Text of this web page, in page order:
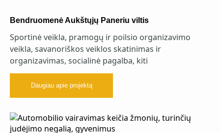
Bendruomenė Aukštųjų Paneriu viltis
Sportinė veikla, pramogų ir poilsio organizavimo
veikla, savanoriškos veiklos skatinimas ir
organizavimas, socialinė pagalba, kiti
Daugiau apie projektą